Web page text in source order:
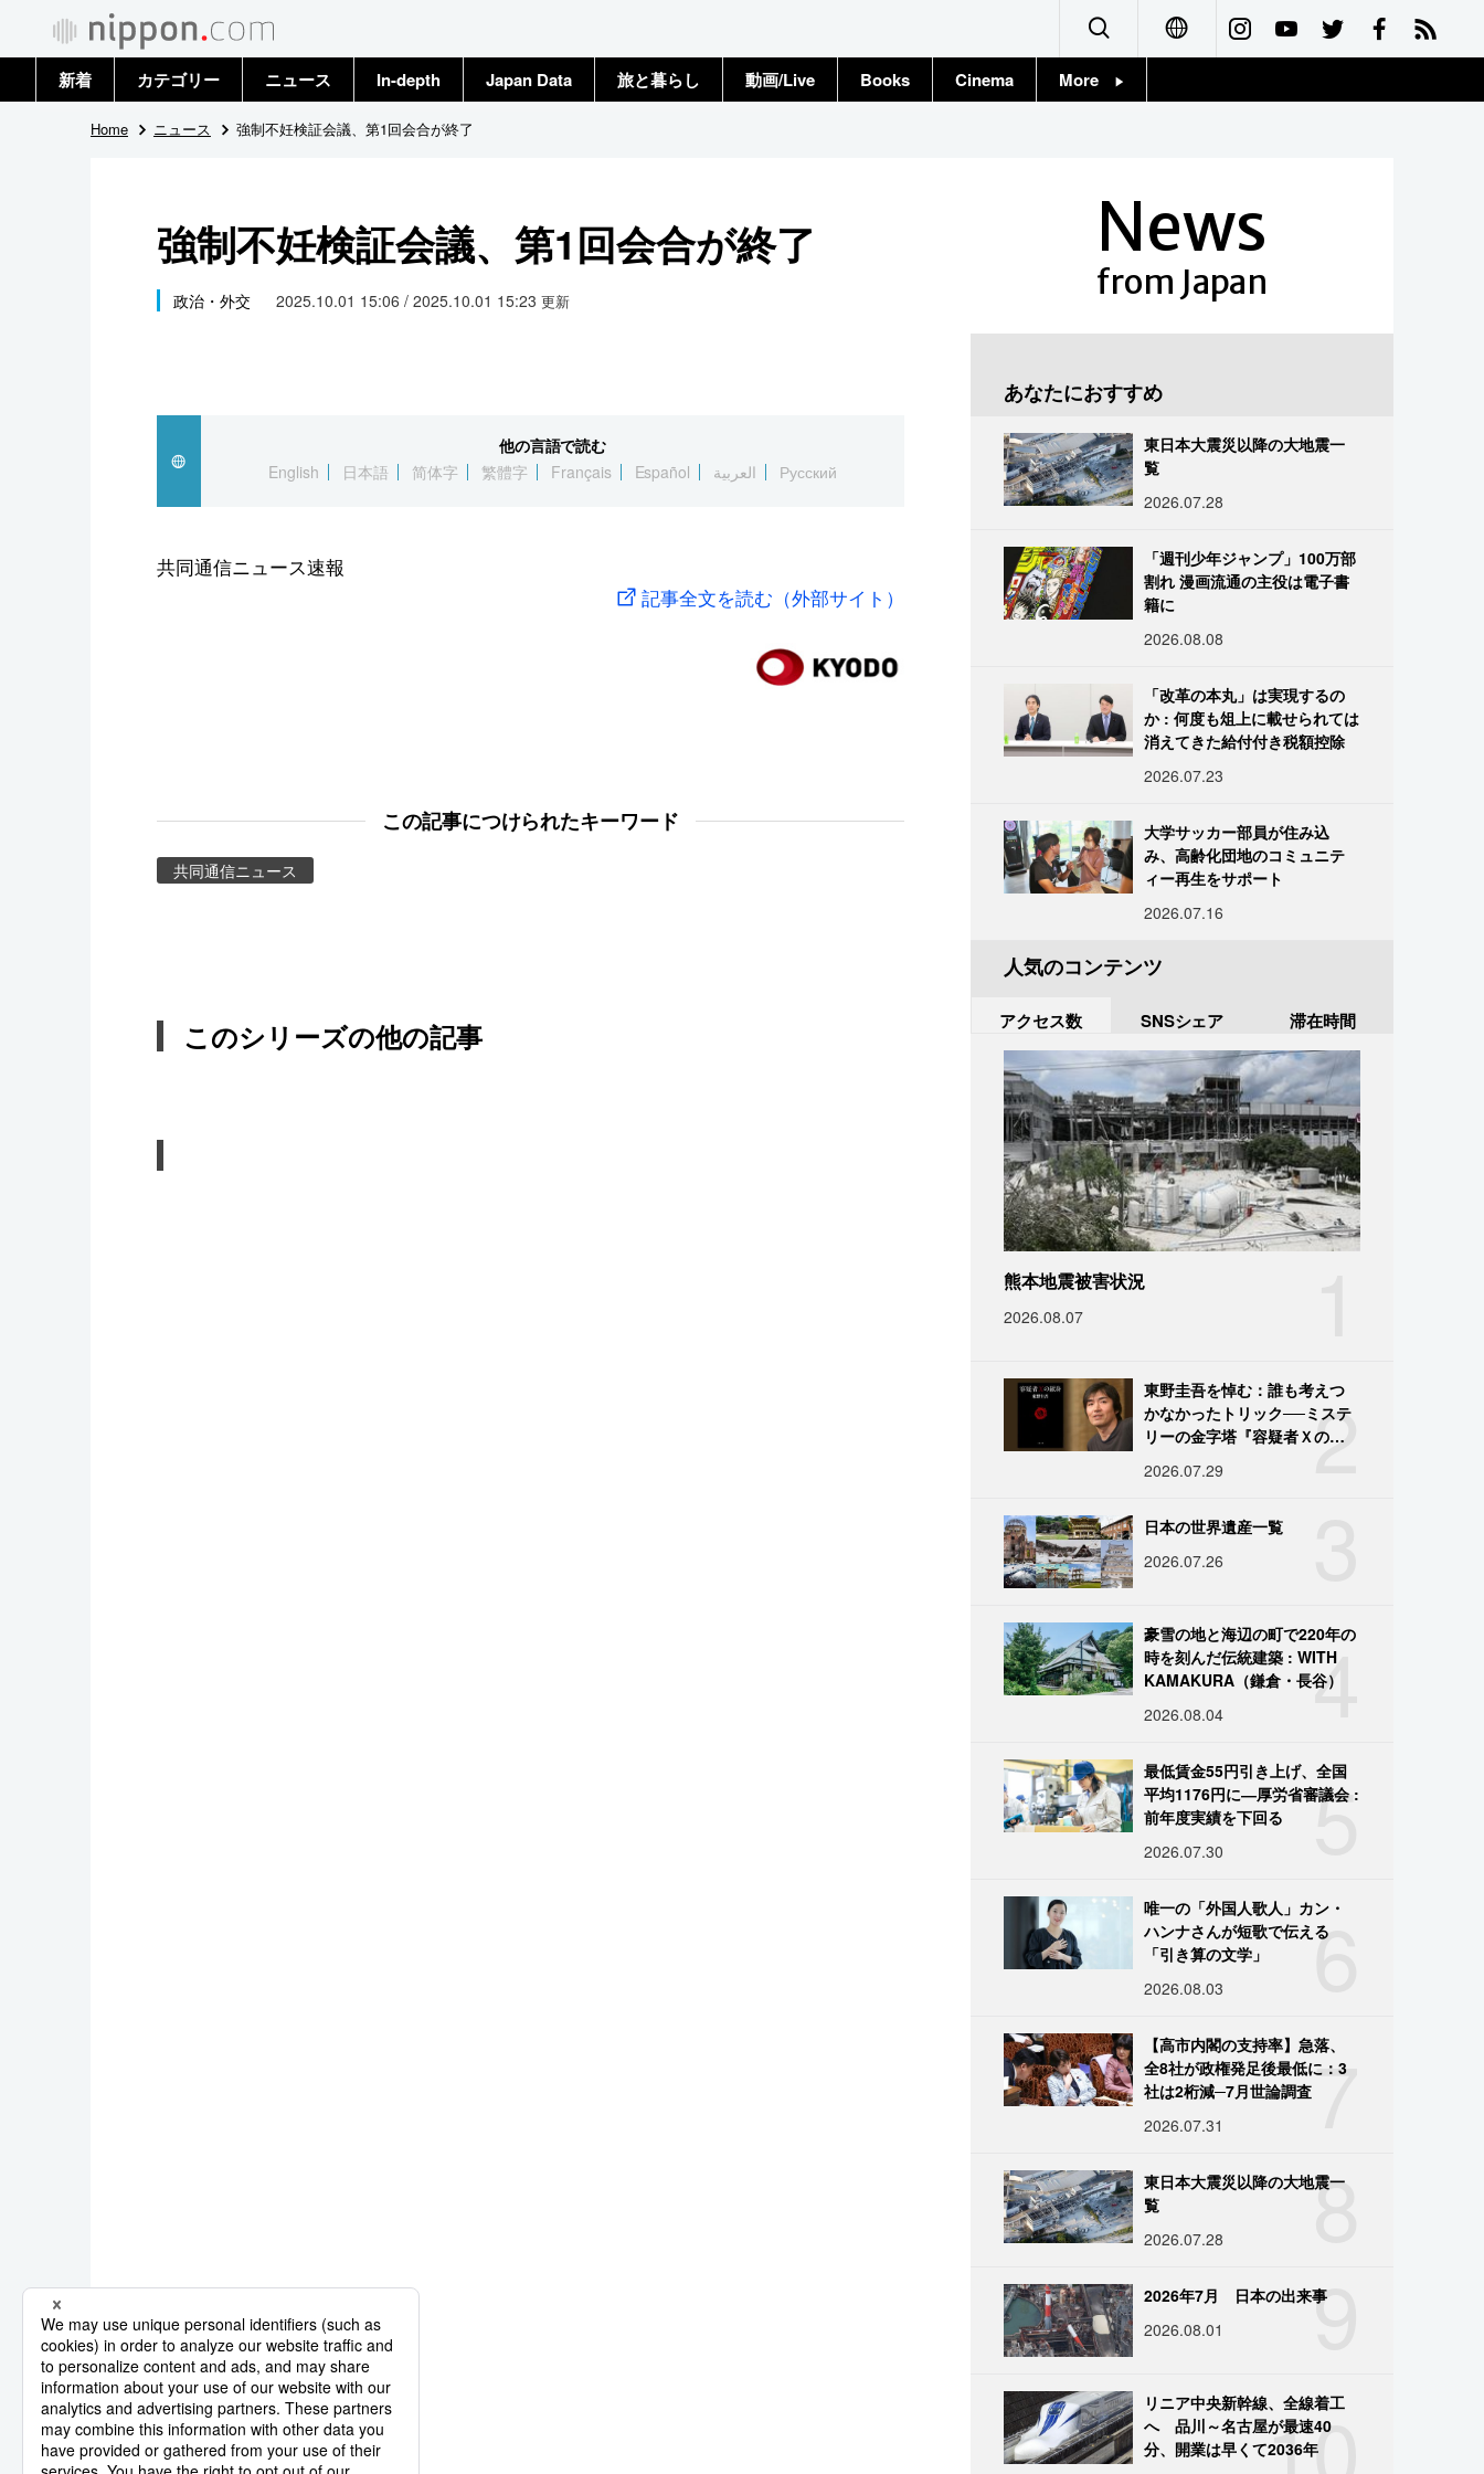
Français
新着 カテゴリー
政治・外交
国際
科学・技術
暮らし
ニュース
トップ
In-depth Japan Data 旅と暮らし 動画/Live Books Cinema More
Home ニュース 強制不妊検証会議、第1回会合が終了
強制不妊検証会議、第1回会合が終了
政治・外交 2025.10.01 15:06 / 2025.10.01 15:23 更新
他の言語で読む
English
日本語 简体字 繁體字 Français Español العربية Русский
共同通信ニュース速報
記事全文を読む（外部サイト）
この記事につけられたキーワード
共同通信ニュース
このシリーズの他の記事
News
from Japan
あなたにおすすめ
東日本大震災以降の大地震一
覧
2026.07.28
「週刊少年ジャンプ」100万部
割れ 漫画流通の主役は電子書
籍に
2026.08.08
「改革の本丸」は実現するの
か : 何度も俎上に載せられては
消えてきた給付付き税額控除
2026.07.23
大学サッカー部員が住み込
み、高齢化団地のコミュニテ
ィー再生をサポート
2026.07.16
人気のコンテンツ
アクセス数 SNSシェア 滞在時間
熊本地震被害状況
2026.08.07
2
東野圭吾を悼む：誰も考えつ
かなかったトリック──ミステ
リーの金字塔『容疑者Ｘの献
2026.07.29
日本の世界遺産一覧
2026.07.26
4
豪雪の地と海辺の町で220年の
時を刻んだ伝統建築 : WITH
KAMAKURA（鎌倉・長谷）
2026.08.04
5
最低賃金55円引き上げ、全国
平均1176円に―厚労省審議会 :
前年度実績を下回る
2026.07.30
6
唯一の「外国人歌人」カン・
ハンナさんが短歌で伝える
「引き算の文学」
2026.08.03
7
【高市内閣の支持率】急落、
全8社が政権発足後最低に：3
社は2桁減─7月世論調査
2026.07.31
8
東日本大震災以降の大地震一
覧
2026.07.28
9
2026年7月 日本の出来事
2026.08.01
10
リニア中央新幹線、全線着工
へ 品川～名古屋が最速40
分、開業は早くて2036年